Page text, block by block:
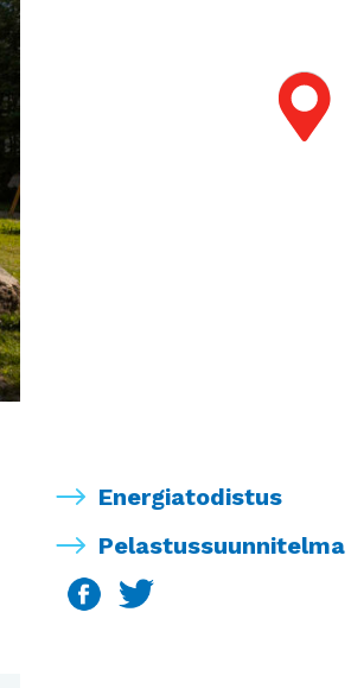
Energiatodistus
Pelastussuunnitelma